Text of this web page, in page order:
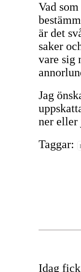
Vad
är det
saker
vare sig
Jag
ner eller
Taggar:
Idag